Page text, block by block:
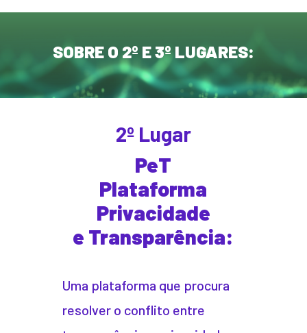
SOBRE O 2º E 3º LUGARES:
2º Lugar
PeT
Plataforma
Privacidade
e Transparência:
Uma plataforma que procura
resolver o conflito entre